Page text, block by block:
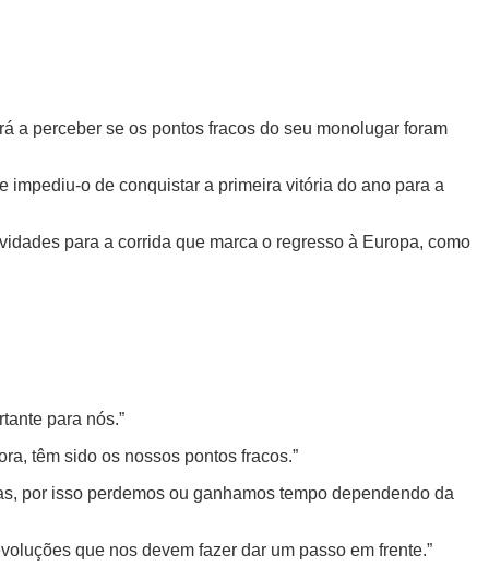
a perceber se os pontos fracos do seu monolugar foram
o de conquistar a primeira vitória do ano para a
para a corrida que marca o regresso à Europa, como
para nós.”
têm sido os nossos pontos fracos.”
por isso perdemos ou ganhamos tempo dependendo da
que nos devem fazer dar um passo em frente.”